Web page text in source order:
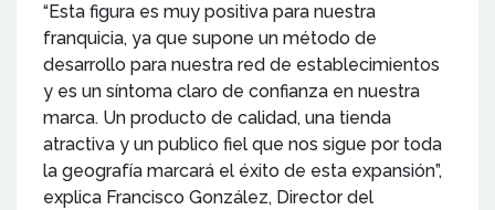
“Esta figura es muy positiva para nuestra
franquicia, ya que supone un método de
desarrollo para nuestra red de establecimientos
y es un síntoma claro de confianza en nuestra
marca. Un producto de calidad, una tienda
atractiva y un publico fiel que nos sigue por toda
la geografía marcará el éxito de esta expansión”,
explica Francisco González, Director del